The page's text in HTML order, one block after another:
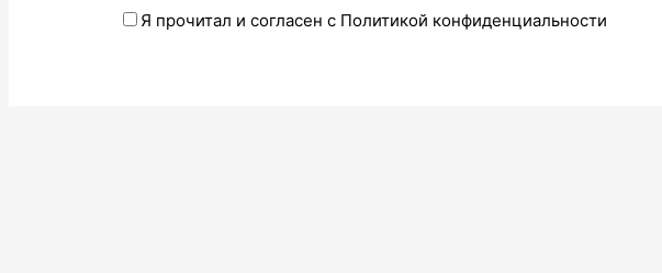
Я прочитал и согласен с Политикой конфиденциальности